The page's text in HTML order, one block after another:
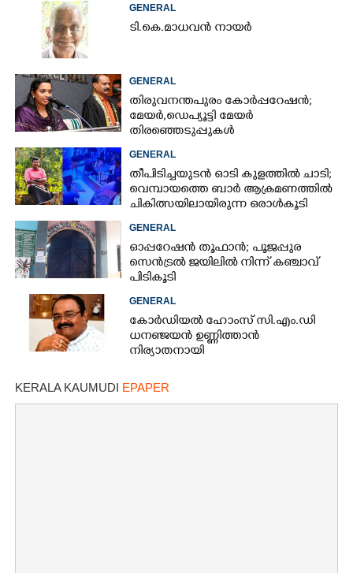
GENERAL
ടി.കെ.മാധവൻ നായർ
GENERAL
തിരുവനന്തപുരം കോർപ്പറേഷൻ;
മേയർ, ഡെപ്യൂട്ടി മേയർ
തിരഞ്ഞെടുപ്പുകൾ
GENERAL
തീപിടിച്ചയുടൻ ഓടി കുളത്തിൽ ചാടി;
വെമ്പായത്തെ ബാർ ആക്രമണത്തിൽ
ചികിത്സയിലായിരുന്ന ഒരാൾകൂടി
GENERAL
ഓപ്പറേഷൻ തൂഫാൻ; പൂജപ്പുര
സെൻട്രൽ ജയിലിൽ നിന്ന് കഞ്ചാവ്
പിടികൂടി
GENERAL
കോർഡിയൽ ഹോംസ് സി.എം.ഡി
ധനഞ്ജയൻ ഉണ്ണിത്താൻ
നിര്യാതനായി
KERALA KAUMUDI EPAPER